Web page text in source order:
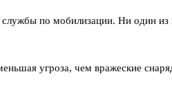
по мобилизации. Ни один
угроза, чем вражеские